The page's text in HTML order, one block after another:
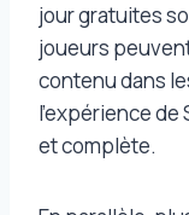
jour gratuites
joueurs
contenu dans
l’expérience
et complète.